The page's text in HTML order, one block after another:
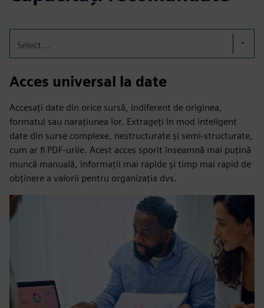
Select...
Acces universal la date
Accesați date din orice sursă, indiferent de originea,
formatul sau narațiunea lor. Extrageți în mod inteligent
date din surse complexe, nestructurate și semi-structurate,
cum ar fi PDF-urile. Acest acces sporit înseamnă mai puțină
muncă manuală, informații mai rapide și timp mai rapid de
obținere a valorii pentru organizația dvs.